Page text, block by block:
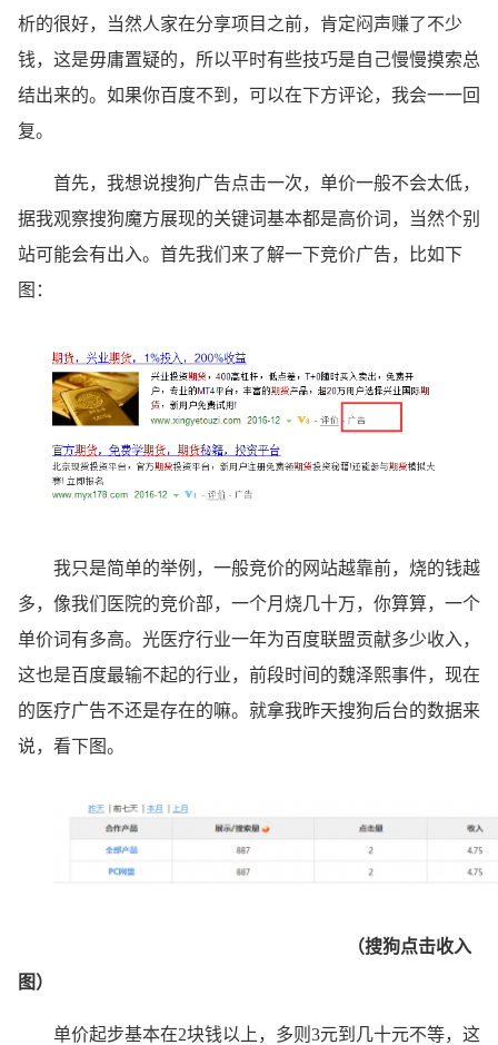
析的很好，当然人家在分享项目之前，肯定闷声赚了不少
钱，这是毋庸置疑的，所以平时有些技巧是自己慢慢摸索总
结出来的。如果你百度不到，可以在下方评论，我会一一回
复。
首先，我想说搜狗广告点击一次， 单价一般不会太低，
据我观察搜狗魔方展现的关键词基本都是高价词，当然个别
站可能会有出入。首先我们来了解一下竞价广告，比如下
图：
我只是简单的举例，一般竞价的网站越靠前，烧的钱越
多，像我们医院的竞价部，一个月烧几十万，你算算，一个
单价词有多高。光医疗行业一年为百度联盟贡献多少收入，
这也是百度最输不起的行业，前段时间的魏泽熙事件，现在
的医疗广告不还是存在的嘛。就拿我昨天搜狗后台的数据来
说，看下图。
（搜狗点击收入
图）
单价起步基本在2块钱以上，多则3元到几十元不等，这